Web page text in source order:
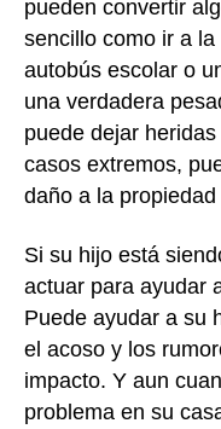
pueden convertir
sencillo como ir a la
autobús escolar o
una verdadera
puede dejar
casos extremos,
daño a la
Si su hijo está
actuar para ayudar
Puede ayudar a su
el acoso y los
impacto. Y aun
problema en su